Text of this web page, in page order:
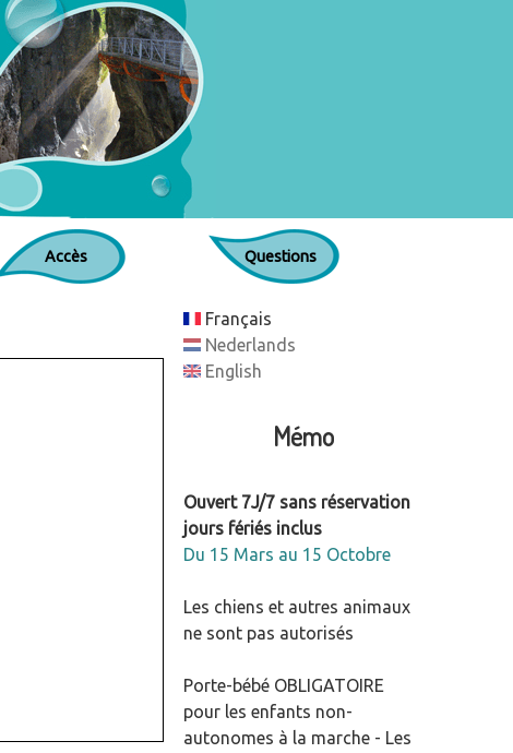
Accès Questions
Français
Nederlands
English
Mémo
Ouvert 7J/7 sans réservation
jours fériés inclus
Du 15 Mars au 15 Octobre
Les chiens et autres animaux
ne sont pas autorisés
Porte-bébé OBLIGATOIRE
pour les enfants non-
autonomes à la marche - Les